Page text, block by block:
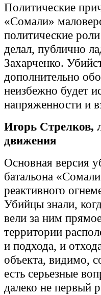
Политические
«Сомали»
политические
делал, публично
Захарченко.
дополнительно
неизбежно будет
напряженности и
Игорь Стрелков,
движения
Основная версия
батальона
реактивного
Убийцы знали,
вели за ним
территории
и подхода, и
объекта, видимо,
есть серьезные
далеко не первый